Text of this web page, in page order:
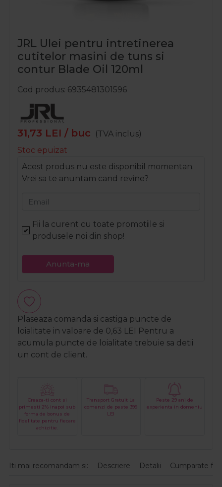
JRL Ulei pentru intretinerea
cutitelor masini de tuns si
contur Blade Oil 120ml
Cod produs 6935481301596
31,73 LEI / buc
(TVA inclus)
Stoc epuizat
Acest produs nu este disponibil momentan.
Vrei sa te anuntam cand revine?
Email
Fii la curent cu toate promotiile si
produsele noi din shop!
Anunta-ma
Plaseaza comanda si castiga puncte de
loialitate in valoare de 0,63 LEI
Pentru a
acumula puncte de loialitate trebuie sa detii
un cont de client.
Creaza-ti cont si
primesti 2% inapoi sub
forma de bonus de
fidelitate pentru fiecare
achizitie.
Transport Gratuit La
comenzi de peste 399
LEI
Peste 29 ani de
experienta in domeniu
Iti mai recomandam si: Descriere Detalii Cumparate